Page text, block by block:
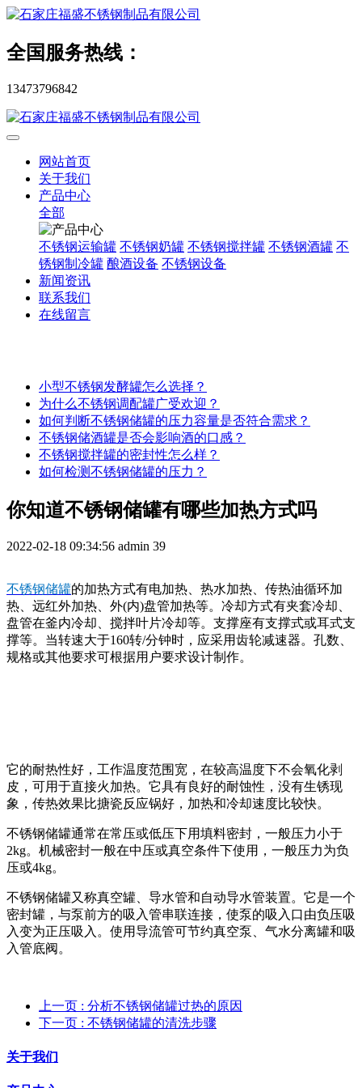
全国服务热线：
13473796842
网站首页
关于我们
产品中心
全部
不锈钢运输罐 不锈钢奶罐 不锈钢搅拌罐 不锈钢酒罐 不
锈钢制冷罐 酿酒设备 不锈钢设备
新闻资讯
联系我们
在线留言
小型不锈钢发酵罐怎么选择？
为什么不锈钢调配罐广受欢迎？
如何判断不锈钢储罐的压力容量是否符合需求？
不锈钢储酒罐是否会影响酒的口感？
不锈钢搅拌罐的密封性怎么样？
如何检测不锈钢储罐的压力？
你知道不锈钢储罐有哪些加热方式吗
2022-02-18 09:34:56 admin 39
不锈钢储罐的加热方式有电加热、热水加热、传热油循环加
热、远红外加热、外(内)盘管加热等。冷却方式有夹套冷却、
盘管在釜内冷却、 搅拌叶片冷却等。支撑座有支撑式或耳式支
撑等。当转速大于160转/分钟时，应采用齿轮减速器。孔数、
规格或其他要求可根据用户要求设计制作。
它的耐热性好，工作温度范围宽，在较高温度下不会氧化剥
皮，可用于直接火加热。它具有良好的耐蚀性，没有生锈现
象，传热效果比搪瓷反应锅好，加热和冷却速度比较快。
不锈钢储罐通常在常压或低压下用填料密封，一般压力小于
2kg。机械密封一般在中压或真空条件下使用，一般压力为负
压或4kg。
不锈钢储罐又称真空罐、导水管和自动导水管装置。它是一个
密封罐，与泵前方的吸入管串联连接，使泵的吸入口由负压吸
入变为正压吸入。使用导流管可节约真空泵、气水分离罐和吸
入管底阀。
上一页 : 分析不锈钢储罐过热的原因
下一页 : 不锈钢储罐的清洗步骤
关于我们